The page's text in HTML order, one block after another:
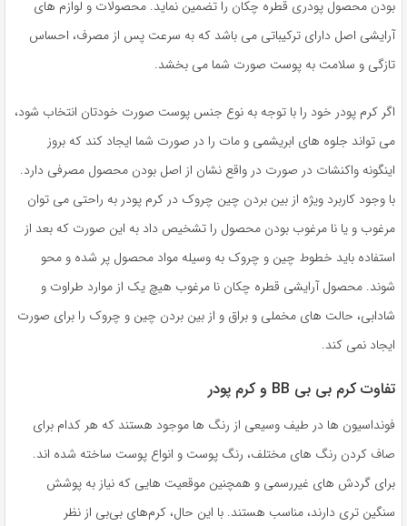
بودن محصول پودری قطره چکان را تضمین نماید. محصولات و لوازم های
آرایشی اصل دارای ترکیباتی می باشد که به سرعت پس از مصرف، احساس
تازگی و سلامت به پوست صورت شما می بخشد.
اگر کرم پودر خود را با توجه به نوع جنس پوست صورت خودتان انتخاب شود،
می تواند جلوه های ابریشمی و مات را در صورت شما ایجاد کند که بروز
اینگونه واکنشات در صورت در واقع نشان از اصل بودن محصول مصرفی دارد.
با وجود کاربرد ویژه از بین بردن چین چروک در کرم پودر به راحتی می توان
مرغوب و یا نا مرغوب بودن محصول را تشخیص داد به این صورت که بعد از
استفاده باید خطوط چین و چروک به وسیله مواد محصول پر شده و محو
شوند. محصول آرایشی قطره چکان نا مرغوب هیچ یک از موارد طراوت و
شادابی، حالت های مخملی و براق و از بین بردن چین و چروک را برای صورت
ایجاد نمی کند.
تفاوت کرم بی بی BB و کرم پودر
فونداسیون ها در طیف وسیعی از رنگ ها موجود هستند که هر کدام برای
صاف کردن رنگ های مختلف، رنگ پوست و انواع پوست ساخته شده اند.
برای گردش های غیررسمی و همچنین موقعیت هایی که نیاز به پوشش
سنگین تری دارند، مناسب هستند. با این حال، کرم‌های بی‌بی از نظر